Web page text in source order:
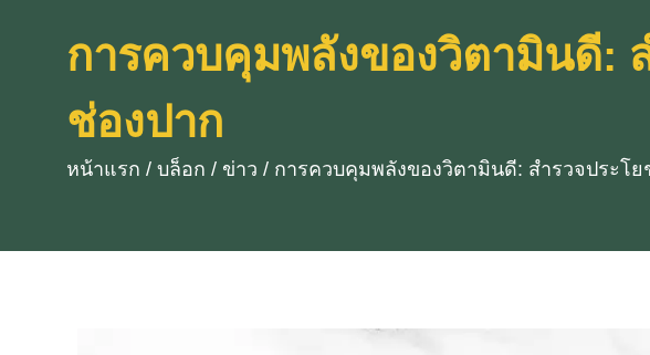
การควบคุมพลังของวิตามินดี:
ช่องปาก
หน้าแรก / บล็อก / ข่าว / การควบคุมพลังของวิตามินดี: สํารวจประโย